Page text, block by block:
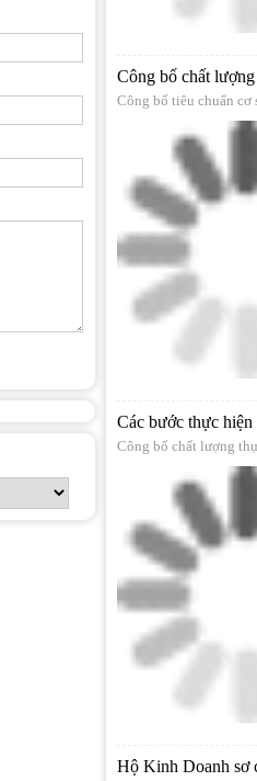
Công bố chất
Công bố tiêu chuẩn cơ
Các bước thực
Công bố chất lượng
Hộ Kinh Doanh sơ